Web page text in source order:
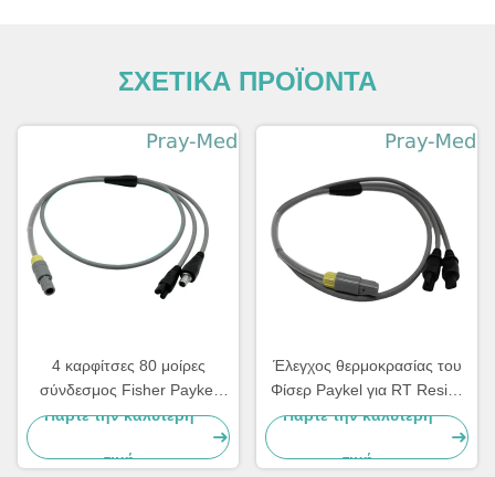
ΣΧΕΤΙΚΑ ΠΡΟΪΟΝΤΑ
4 καρφίτσες 80 μοίρες
σύνδεσμος Fisher Paykel
καλώδιο προσαρμογέα
θερμαντήρα με μήκος 1m
Πάρτε την καλύτερη
τιμή
Έλεγχος θερμοκρασίας του
Φίσερ Paykel για RT Resies
το διπλό θερμαμένο
Πάρτε την καλύτερη
τιμή